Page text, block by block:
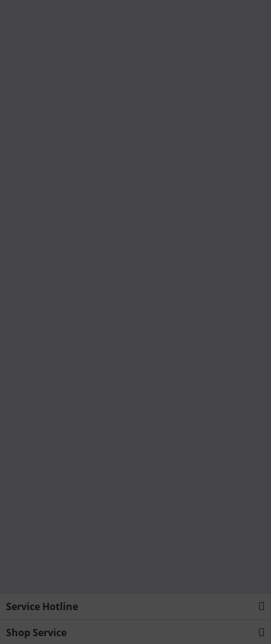
Service Hotline
Shop Service